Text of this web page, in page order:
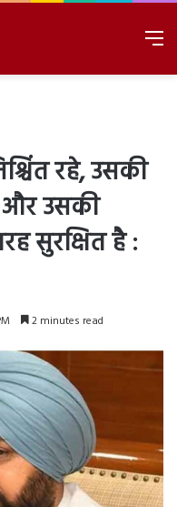
रहे, उसकी
उसकी
सुरक्षित है :
2 minutes read